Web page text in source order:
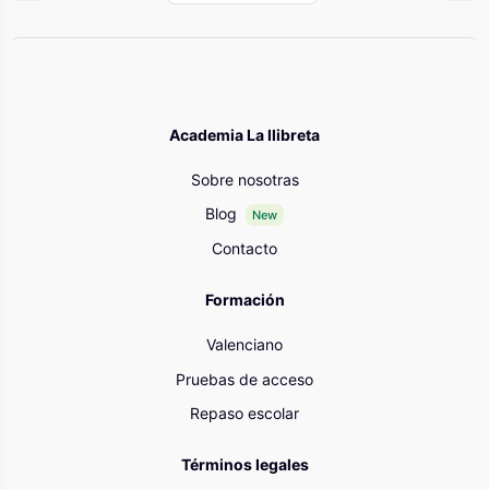
Academia La llibreta
Sobre nosotras
Blog
New
Contacto
Formación
Valenciano
Pruebas de acceso
Repaso escolar
Términos legales